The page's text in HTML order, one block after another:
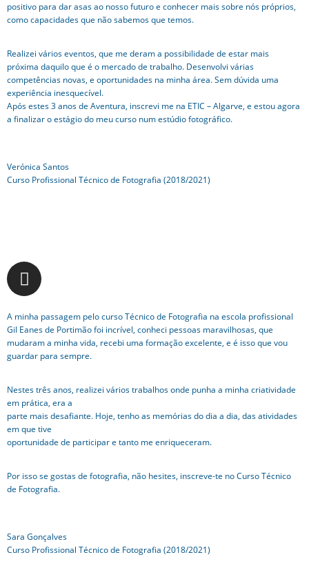
positivo para dar asas ao nosso futuro e conhecer mais sobre nós próprios,
como capacidades que não sabemos que temos.
Realizei vários eventos, que me deram a possibilidade de estar mais
próxima daquilo que é o mercado de trabalho. Desenvolvi várias
competências novas, e oportunidades na minha área. Sem dúvida uma
experiência inesquecível.
Após estes 3 anos de Aventura, inscrevi me na ETIC – Algarve, e estou agora
a finalizar o estágio do meu curso num estúdio fotográfico.
Verónica Santos
Curso Profissional Técnico de Fotografia (2018/2021)
A minha passagem pelo curso Técnico de Fotografia na escola profissional
Gil Eanes de Portimão foi incrível, conheci pessoas maravilhosas, que
mudaram a minha vida, recebi uma formação excelente, e é isso que vou
guardar para sempre.
Nestes três anos, realizei vários trabalhos onde punha a minha criatividade
em prática, era a
parte mais desafiante. Hoje, tenho as memórias do dia a dia, das atividades
em que tive
oportunidade de participar e tanto me enriqueceram.
Por isso se gostas de fotografia, não hesites, inscreve-te no Curso Técnico
de Fotografia.
Sara Gonçalves
Curso Profissional Técnico de Fotografia (2018/2021)